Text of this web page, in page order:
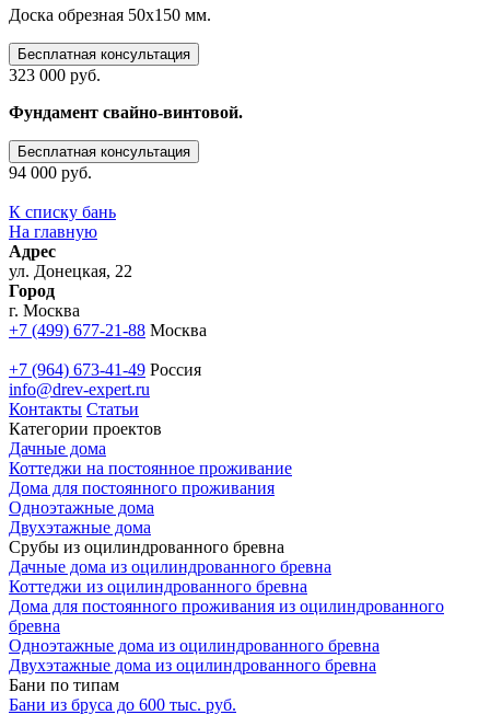
Доска обрезная 50х150 мм.
Бесплатная консультация
323 000 руб.
Фундамент свайно-винтовой.
Бесплатная консультация
94 000 руб.
К списку бань
На главную
Адрес
ул. Донецкая, 22
Город
г. Москва
+7 (499) 677-21-88 Москва
+7 (964) 673-41-49 Россия
info@drev-expert.ru
Контакты Статьи
Категории проектов
Дачные дома
Коттеджи на постоянное проживание
Дома для постоянного проживания
Одноэтажные дома
Двухэтажные дома
Срубы из оцилиндрованного бревна
Дачные дома из оцилиндрованного бревна
Коттеджи из оцилиндрованного бревна
Дома для постоянного проживания из оцилиндрованного
бревна
Одноэтажные дома из оцилиндрованного бревна
Двухэтажные дома из оцилиндрованного бревна
Бани по типам
Бани из бруса до 600 тыс. руб.